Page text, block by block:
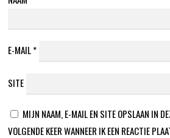
E-MAIL*
SITE
MIJN NAAM, E-MAIL EN SITE OPSLAAN IN
VOLGENDE KEER WANNEER IK EEN REACTIE